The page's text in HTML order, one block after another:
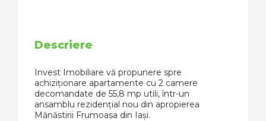
Descriere
Invest Imobiliare vă propunere spre
achiziționare apartamente cu 2 camere
decomandate de 55,8 mp utili, într-un
ansamblu rezidențial nou din apropierea
Mănăstirii Frumoasa din Iași.